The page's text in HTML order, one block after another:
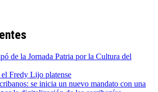
de la Jornada Patria por la Cultura del
Fredy Lijo platense
se inicia un nuevo mandato con una